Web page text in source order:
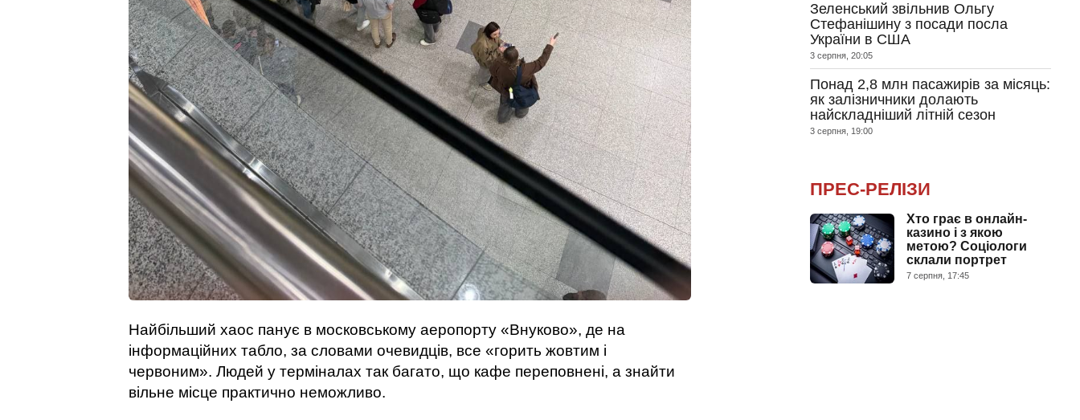
Найбільший хаос панує в московському аеропорту «Внуково», де на
інформаційних табло, за словами очевидців, все «горить жовтим і
червоним». Людей у терміналах так багато, що кафе переповнені, а знайти
вільне місце практично неможливо.
Зеленський звільнив Ольгу
Стефанішину з посади посла
України в США
3 серпня, 20:05
Понад 2,8 млн пасажирів за місяць:
як залізничники долають
найскладніший літній сезон
3 серпня, 19:00
ПРЕС-РЕЛІЗИ
Хто грає в онлайн-
казино і з якою
метою? Соціологи
склали портрет
7 серпня, 17:45